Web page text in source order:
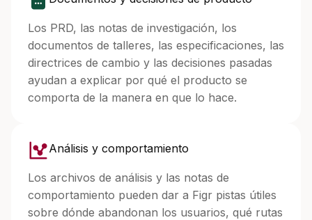
Los PRD, las notas de investigación, los
documentos de talleres, las especificaciones, las
directrices de cambio y las decisiones pasadas
ayudan a explicar por qué el producto se
comporta de la manera en que lo hace.
Análisis y comportamiento
Los archivos de análisis y las notas de
comportamiento pueden dar a Figr pistas útiles
sobre dónde abandonan los usuarios, qué rutas